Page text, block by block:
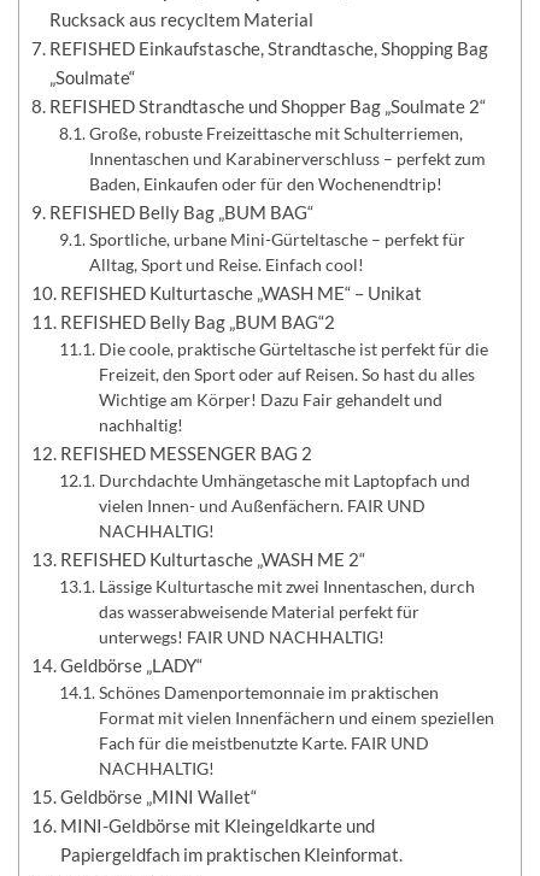
Rucksack aus recycltem Material
REFISHED Einkaufstasche, Strandtasche, Shopping Bag
„Soulmate“
REFISHED Strandtasche und Shopper Bag „Soulmate 2“
Große, robuste Freizeittasche mit Schulterriemen,
Innentaschen und Karabinerverschluss – perfekt zum
Baden, Einkaufen oder für den Wochenendtrip!
REFISHED Belly Bag „BUM BAG“
Sportliche, urbane Mini-Gürteltasche – perfekt für
Alltag, Sport und Reise. Einfach cool!
REFISHED Kulturtasche „WASH ME“ – Unikat
REFISHED Belly Bag „BUM BAG“2
Die coole, praktische Gürteltasche ist perfekt für die
Freizeit, den Sport oder auf Reisen. So hast du alles
Wichtige am Körper! Dazu Fair gehandelt und
nachhaltig!
REFISHED MESSENGER BAG 2
Durchdachte Umhängetasche mit Laptopfach und
vielen Innen- und Außenfächern. FAIR UND
NACHHALTIG!
REFISHED Kulturtasche „WASH ME 2“
Lässige Kulturtasche mit zwei Innentaschen, durch
das wasserabweisende Material perfekt für
unterwegs! FAIR UND NACHHALTIG!
Geldbörse „LADY“
Schönes Damenportemonnaie im praktischen
Format mit vielen Innenfächern und einem speziellen
Fach für die meistbenutzte Karte. FAIR UND
NACHHALTIG!
Geldbörse „MINI Wallet“
MINI-Geldbörse mit Kleingeldkarte und
Papiergeldfach im praktischen Kleinformat.